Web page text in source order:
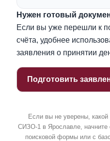
Нужен готовый
Если вы уже перешли к
счёта, удобнее
заявления о принятии
Подготовить
Если вы не уверены,
СИЗО-1 в Ярославле, начните
поисковой формы или с